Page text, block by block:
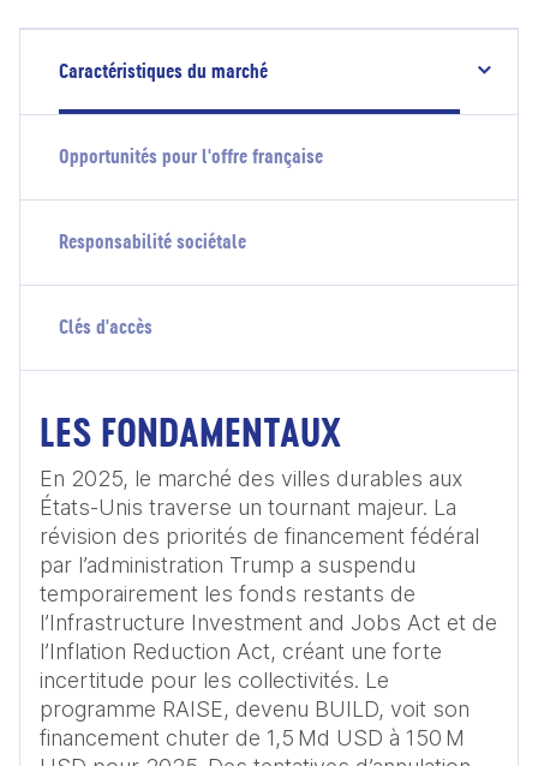
Caractéristiques du marché
Opportunités pour l'offre française
Responsabilité sociétale
Clés d'accès
LES FONDAMENTAUX
En 2025, le marché des villes durables aux
États-Unis traverse un tournant majeur. La
révision des priorités de financement fédéral
par l’administration Trump a suspendu
temporairement les fonds restants de
l’Infrastructure Investment and Jobs Act et de
l’Inflation Reduction Act, créant une forte
incertitude pour les collectivités. Le
programme RAISE, devenu BUILD, voit son
financement chuter de 1,5 Md USD à 150 M